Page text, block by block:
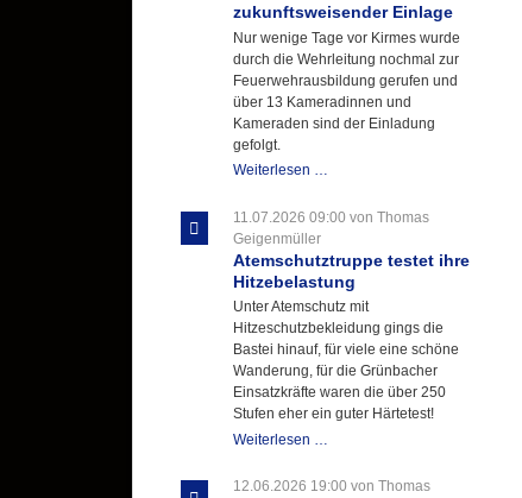
zukunftsweisender Einlage
Nur wenige Tage vor Kirmes wurde
durch die Wehrleitung nochmal zur
Feuerwehrausbildung gerufen und
über 13 Kameradinnen und
Kameraden sind der Einladung
gefolgt.
Weiterlesen …
für
Kirmes
mit
zukunftsweisender
Einlage
11.07.2026 09:00 von Thomas
Geigenmüller
Atemschutztruppe testet ihre
Hitzebelastung
Unter Atemschutz mit
Hitzeschutzbekleidung gings die
Bastei hinauf, für viele eine schöne
Wanderung, für die Grünbacher
Einsatzkräfte waren die über 250
Stufen eher ein guter Härtetest!
Weiterlesen …
ihre
12.06.2026 19:00 von Thomas